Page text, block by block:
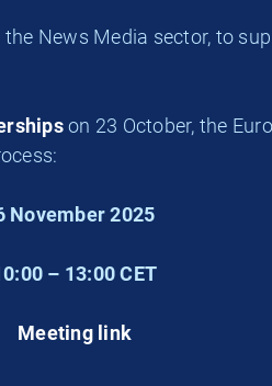
News Media sector, to
on 23 October, the
November 2025
– 13:00 CET
Meeting link